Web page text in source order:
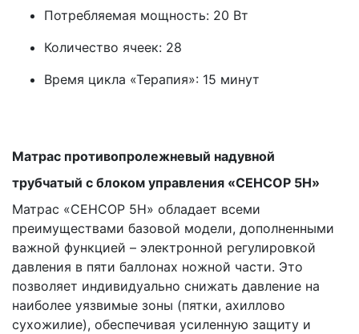
Потребляемая мощность: 20 Вт
Количество ячеек: 28
Время цикла «Терапия»: 15 минут
Матрас противопролежневый надувной
трубчатый с блоком управления «СЕНСОР 5H»
Матрас «СЕНСОР 5H» обладает всеми
преимуществами базовой модели, дополненными
важной функцией – электронной регулировкой
давления в пяти баллонах ножной части. Это
позволяет индивидуально снижать давление на
наиболее уязвимые зоны (пятки, ахиллово
сухожилие), обеспечивая усиленную защиту и